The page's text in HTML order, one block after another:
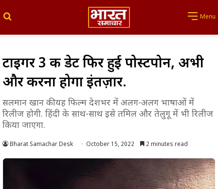
Menu
टाइगर 3 की डेट फिर हुई पोस्टपोन, अभी
और करना होगा इंतज़ार.
सलमान खान की यह फिल्म देशभर में अलग-अलग भाषाओं में
रिलीज होगी. हिंदी के साथ-साथ इसे तमिल और तेलुगू में भी रिलीज
किया जाएगा.
Bharat Samachar Desk October 15, 2022 2 minutes read